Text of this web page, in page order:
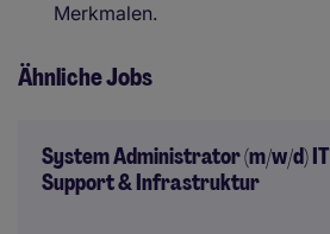
Merkmalen.
Ähnliche Jobs
System Administrator (m/w/d) IT
Support & Infrastruktur